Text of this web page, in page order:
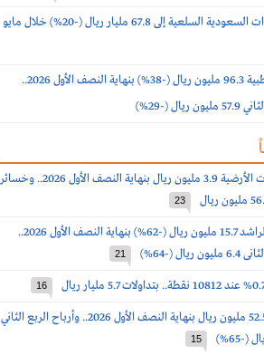
انخفاض واردات السعودية السلعية إلى 67.8 مليار ريال (-20%) خلال مايو
أرباح فقيه الطبية 96.3 مليون ريال (-38%) بنهاية النصف الأول 2026..
(-29%)
أرباح الخدمات الأرضية 3.9 مليون ريال بنهاية النصف الأول 2026.. وخسائر
23
أرباح صالح الراشد 15.7 مليون ريال (-62%) بنهاية النصف الأول 2026..
(-64%)
21
16
أرباح الدواء 52.5 مليون ريال بنهاية النصف الأول 2026.. وأرباح الربع الثاني
15